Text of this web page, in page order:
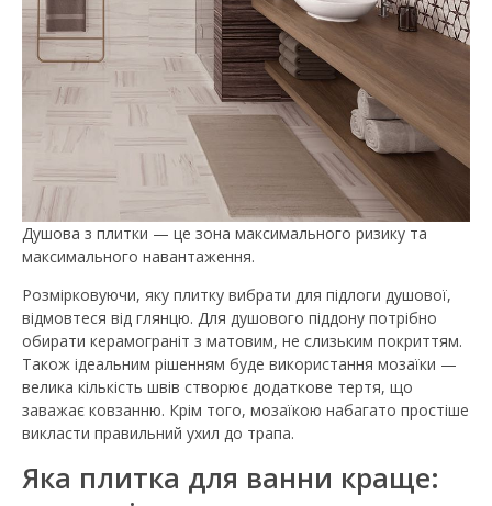
Душова з плитки — це зона максимального ризику та
максимального навантаження.
Розмірковуючи, яку плитку вибрати для підлоги душової,
відмовтеся від глянцю. Для душового піддону потрібно
обирати керамограніт з матовим, не слизьким покриттям.
Також ідеальним рішенням буде використання мозаїки —
велика кількість швів створює додаткове тертя, що
заважає ковзанню. Крім того, мозаїкою набагато простіше
викласти правильний ухил до трапа.
Яка плитка для ванни краще: